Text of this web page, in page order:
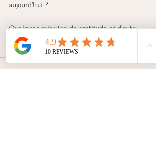
aujourd'hui ?
Quelques minutes de gratitude et d’auto-
gratitude par jour peuvent faire une grande
différence dans votre vie.